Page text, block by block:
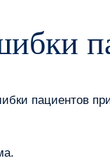
пациентов